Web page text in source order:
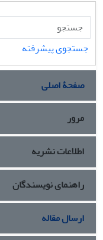
جستجوی پیشرفته
صفحۀ اصلی
مرور
اطلاعات نشریه
راهنمای نویسندگان
ارسال مقاله